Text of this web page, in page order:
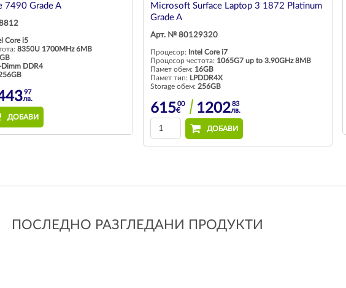
7490 Grade A
Core i5
8350U 1700MHz 6MB
Dimm DDR4
97
лв.
ДОБАВИ
Microsoft Surface Laptop 3 1872 Platinum
Grade A
Арт. № 80129320
Процесор: Intel Core i7
Процесор честота: 1065G7 up to 3.90GHz 8MB
Памет обем: 16GB
Памет тип: LPDDR4X
Storage обем: 256GB
61500
€ 120283
лв.
ДОБАВИ
ПОСЛЕДНО РАЗГЛЕДАНИ ПРОДУКТИ